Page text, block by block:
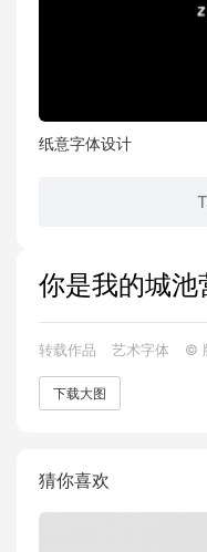
纸意字体设计
你是我的城池
转载作品 艺术字体 ©
下载大图
猜你喜欢